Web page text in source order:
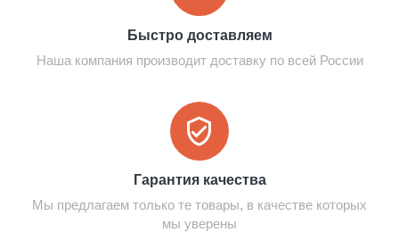
Быстро доставляем
Наша компания производит доставку по всей России
Гарантия качества
Мы предлагаем только те товары, в качестве которых
мы уверены